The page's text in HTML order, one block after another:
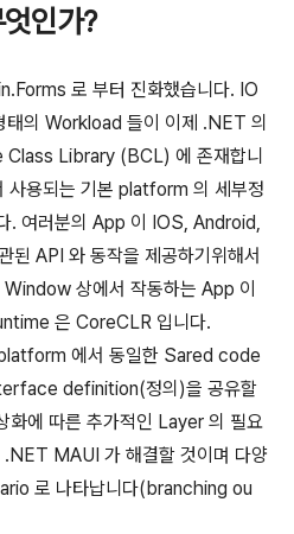
인가?
로 부터 진화했습니다. IO
의 Workload 들이 이제 .NET 의
Library (BCL) 에 존재합니
사용되는 기본 platform 의 세부정
. 여러분의 App 이 IOS, Android,
된 API 와 동작을 제공하기위해서
상에서 작동하는 App 이
은 CoreCLR 입니다.
에서 동일한 Sared code
definition(정의)을 공유할
화에 따른 추가적인 Layer 의 필요
.NET MAUI 가 해결할 것이며 다양
로 나타납니다(branching ou